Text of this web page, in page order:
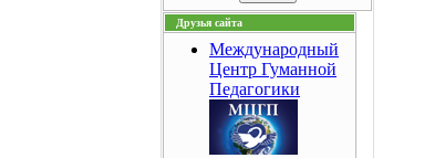
Друзья сайта
Международный
Центр Гуманной
Педагогики